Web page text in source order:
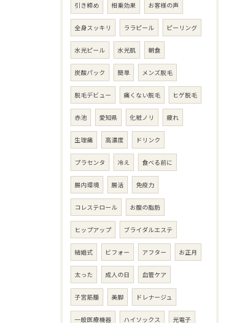
引き締め 相乗効果 お客様の声
全身スッキリ ララピール ピーリング
水光ピール 水光肌 朝食
炭酸パック 簡単 メンズ脱毛
脱毛デビュー 痛くない脱毛 ヒゲ脱毛
赤池 愛知県 化粧ノリ 疲れ
生理痛 高濃度 ドリンク
プラセンタ 冷え 食べる前に
腸内環境 腸活 免疫力
コレステロール お腹の脂肪
ヒップアップ ブライダルエステ
結婚式 ビフォー アフター お正月
太った 成人の日 血管ケア
子宮筋腫 美脚 ドレナージュ
一般医療機器 ハイソックス 光電子